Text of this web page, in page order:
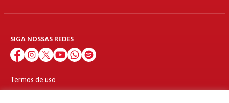
SIGA NOSSAS REDES
Termos de uso